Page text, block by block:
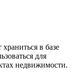
в базе
для
недвижимости.